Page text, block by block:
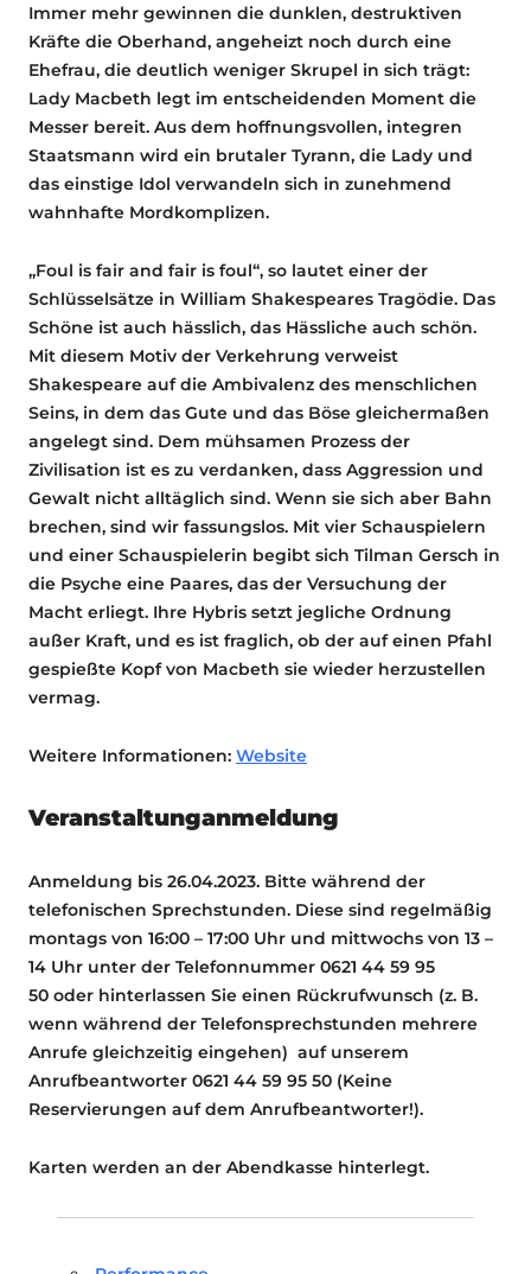
Immer mehr gewinnen die dunklen, destruktiven
Kräfte die Oberhand, angeheizt noch durch eine
Ehefrau, die deutlich weniger Skrupel in sich trägt:
Lady Macbeth legt im entscheidenden Moment die
Messer bereit. Aus dem hoffnungsvollen, integren
Staatsmann wird ein brutaler Tyrann, die Lady und
das einstige Idol verwandeln sich in zunehmend
wahnhafte Mordkomplizen.
„Foul is fair and fair is foul“, so lautet einer der
Schlüsselsätze in William Shakespeares Tragödie. Das
Schöne ist auch hässlich, das Hässliche auch schön.
Mit diesem Motiv der Verkehrung verweist
Shakespeare auf die Ambivalenz des menschlichen
Seins, in dem das Gute und das Böse gleichermaßen
angelegt sind. Dem mühsamen Prozess der
Zivilisation ist es zu verdanken, dass Aggression und
Gewalt nicht alltäglich sind. Wenn sie sich aber Bahn
brechen, sind wir fassungslos. Mit vier Schauspielern
und einer Schauspielerin begibt sich Tilman Gersch in
die Psyche eine Paares, das der Versuchung der
Macht erliegt. Ihre Hybris setzt jegliche Ordnung
außer Kraft, und es ist fraglich, ob der auf einen Pfahl
gespießte Kopf von Macbeth sie wieder herzustellen
vermag.
Weitere Informationen: Website
Veranstaltunganmeldung
Anmeldung bis 26.04.2023. Bitte während der
telefonischen Sprechstunden. Diese sind regelmäßig
montags von 16:00 – 17:00 Uhr und mittwochs von 13 –
14 Uhr unter der Telefonnummer 0621 44 59 95
50 oder hinterlassen Sie einen Rückrufwunsch (z. B.
wenn während der Telefonsprechstunden mehrere
Anrufe gleichzeitig eingehen) auf unserem
Anrufbeantworter 0621 44 59 95 50 (Keine
Reservierungen auf dem Anrufbeantworter!).
Karten werden an der Abendkasse hinterlegt.